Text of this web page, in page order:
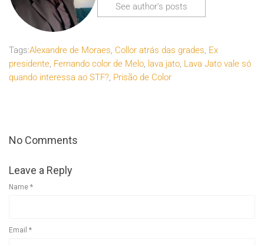
See author's posts
Tags:Alexandre de Moraes, Collor atrás das grades, Ex
presidente, Fernando color de Melo, lava jato, Lava Jato vale só
quando interessa ao STF?, Prisão de Color
No Comments
Leave a Reply
Name *
Email *